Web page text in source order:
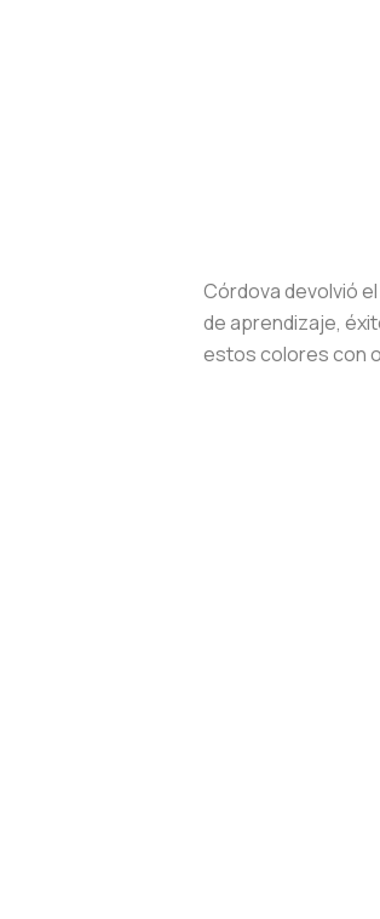
Córdova devolvió
de aprendizaje,
estos colores con